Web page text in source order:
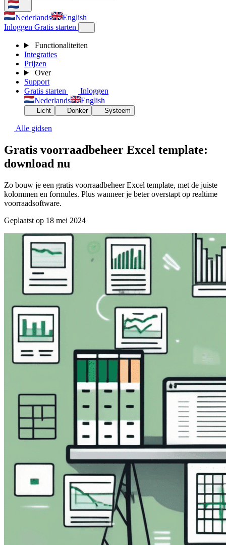
Nederlands
English
Inloggen Gratis starten
Functionaliteiten
Integraties
Prijzen
Over
Support
Gratis starten
Inloggen
Nederlands
English
Licht Donker Systeem
Alle gidsen
Gratis voorraadbeheer Excel template:
download nu
Zo bouw je een gratis voorraadbeheer Excel template, met de juiste
kolommen en formules. Plus wanneer je beter overstapt op realtime
voorraadsoftware.
Geplaatst op 18 mei 2024